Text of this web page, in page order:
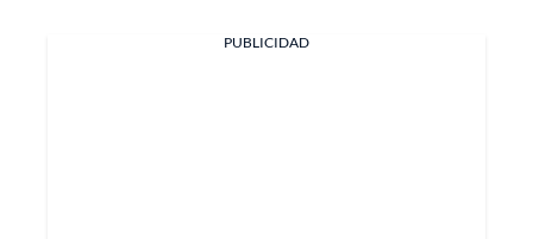
PUBLICIDAD